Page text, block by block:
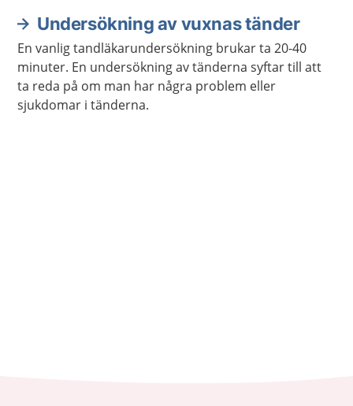
Undersökning av vuxnas tänder
En vanlig tandläkarundersökning brukar ta 20-40
minuter. En undersökning av tänderna syftar till att
ta reda på om man har några problem eller
sjukdomar i tänderna.